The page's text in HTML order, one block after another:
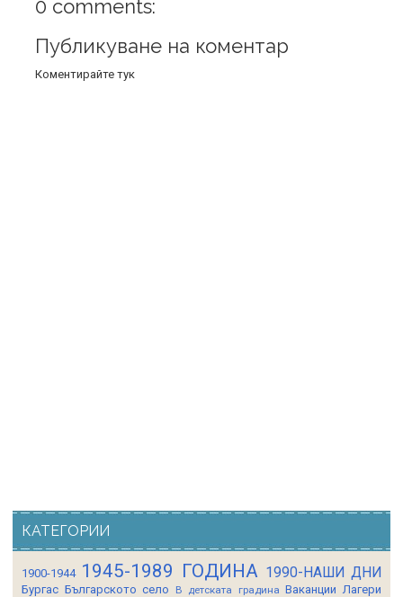
0 comments:
Публикуване на коментар
Коментирайте тук
КАТЕГОРИИ
1900-1944 1945-1989 ГОДИНА 1990-НАШИ ДНИ
Бургас Българското село В детската градина Ваканции Лагери